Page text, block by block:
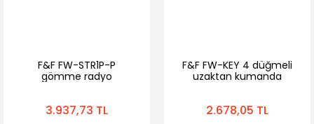
F&F FW-STR1P-P
gömme radyo
3.937,73 TL
F&F FW-KEY 4 düğmeli
uzaktan kumanda
2.678,05 TL